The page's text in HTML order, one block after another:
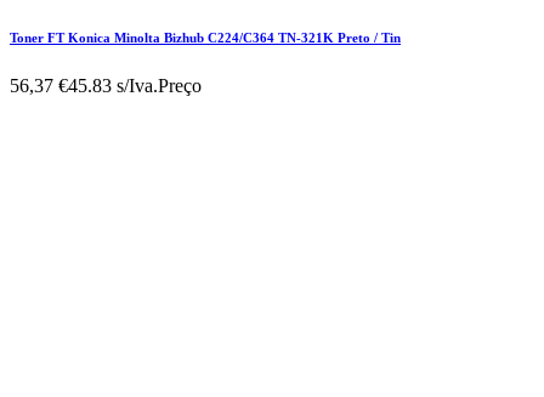
Toner FT Konica Minolta Bizhub C224/C364 TN-321K Preto / Tin
56,37 €45.83 s/Iva.Preço